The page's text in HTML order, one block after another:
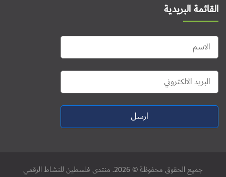
القائمة البريدية
ارسل
جميع الحقوق محفوظة © 2026. منتدى فلسطين للنشاط الرقمي